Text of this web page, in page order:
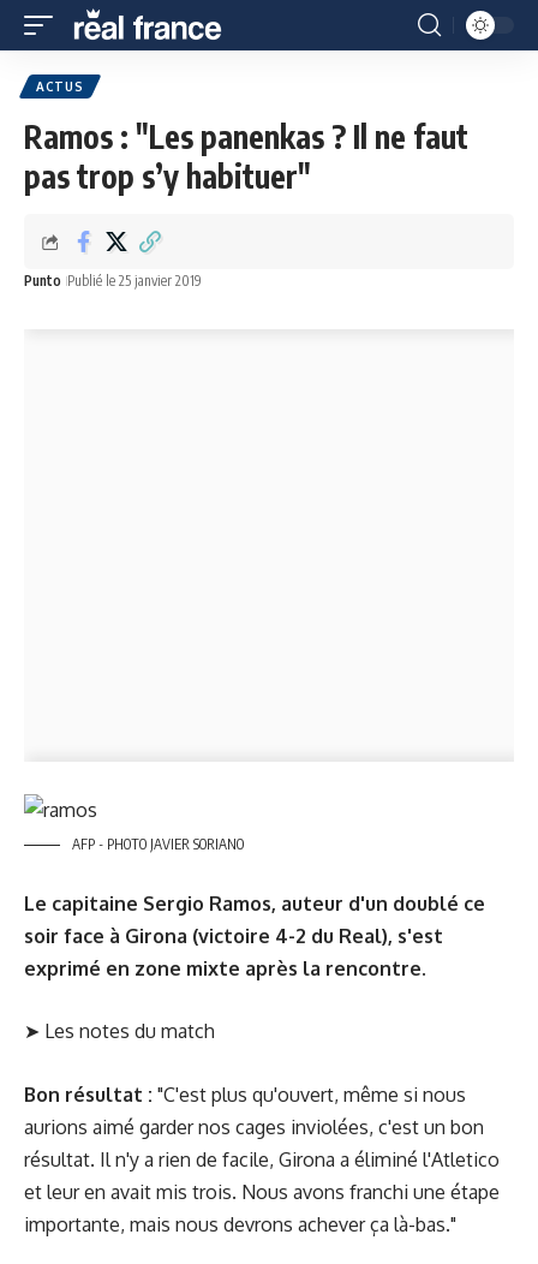
ACTUS
Ramos : "Les panenkas ? Il ne faut
pas trop s’y habituer"
Punto Publié le 25 janvier 2019
AFP - PHOTO JAVIER SORIANO
Le capitaine Sergio Ramos, auteur d'un doublé ce
soir face à Girona (victoire 4-2 du Real), s'est
exprimé en zone mixte après la rencontre.
➤ Les notes du match
Bon résultat : "C'est plus qu'ouvert, même si nous
aurions aimé garder nos cages inviolées, c'est un bon
résultat. Il n'y a rien de facile, Girona a éliminé l'Atletico
et leur en avait mis trois. Nous avons franchi une étape
importante, mais nous devrons achever ça là-bas."